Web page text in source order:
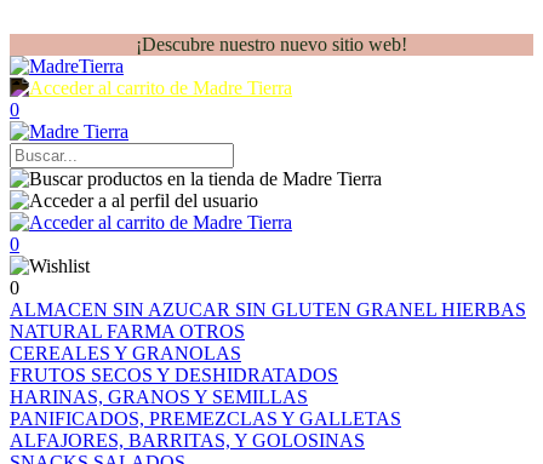
¡Descubre nuestro nuevo sitio web!
0
0
0
ALMACEN SIN AZUCAR SIN GLUTEN GRANEL HIERBAS
NATURAL FARMA OTROS
CEREALES Y GRANOLAS
FRUTOS SECOS Y DESHIDRATADOS
HARINAS, GRANOS Y SEMILLAS
PANIFICADOS, PREMEZCLAS Y GALLETAS
ALFAJORES, BARRITAS, Y GOLOSINAS